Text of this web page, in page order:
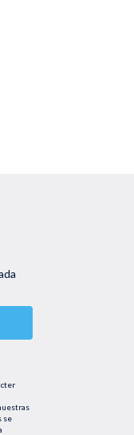
se